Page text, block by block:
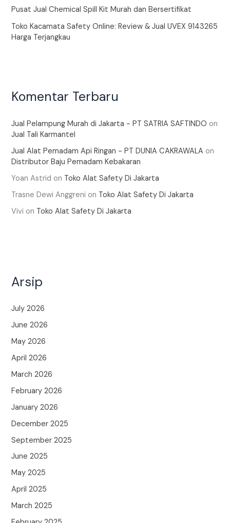
Pusat Jual Chemical Spill Kit Murah dan Bersertifikat
Toko Kacamata Safety Online: Review & Jual UVEX 9143265
Harga Terjangkau
Komentar Terbaru
Jual Pelampung Murah di Jakarta - PT SATRIA SAFTINDO on
Jual Tali Karmantel
Jual Alat Pemadam Api Ringan - PT DUNIA CAKRAWALA on
Distributor Baju Pemadam Kebakaran
Yoan Astrid on Toko Alat Safety Di Jakarta
Trasne Dewi Anggreni on Toko Alat Safety Di Jakarta
Vivi on Toko Alat Safety Di Jakarta
Arsip
July 2026
June 2026
May 2026
April 2026
March 2026
February 2026
January 2026
December 2025
September 2025
June 2025
May 2025
April 2025
March 2025